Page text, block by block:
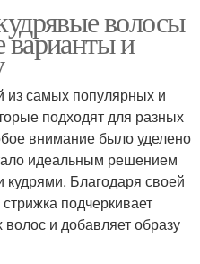
волосы
варианты и
из самых популярных и
подходят для разных
внимание было уделено
идеальным решением
Благодаря своей
подчеркивает
и добавляет образу